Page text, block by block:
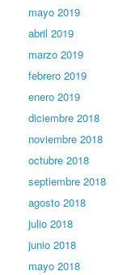
mayo 2019
abril 2019
marzo 2019
febrero 2019
enero 2019
diciembre 2018
noviembre 2018
octubre 2018
septiembre 2018
agosto 2018
julio 2018
junio 2018
mayo 2018